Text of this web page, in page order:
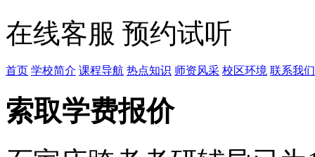
在线客服 预约试听
首页 学校简介 课程导航 热点知识 师资风采 校区环境 联系我们
索取学费报价